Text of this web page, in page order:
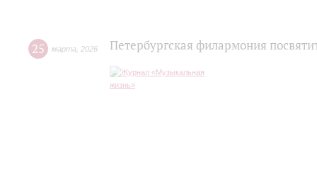
25 марта 2026 Петербургская филармония